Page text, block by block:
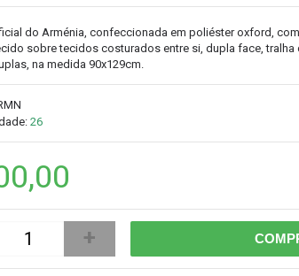
do Arménia, confeccionada em poliéster oxford,
sobre tecidos costurados entre si, dupla face, tralha
na medida 90x129cm.
26
+